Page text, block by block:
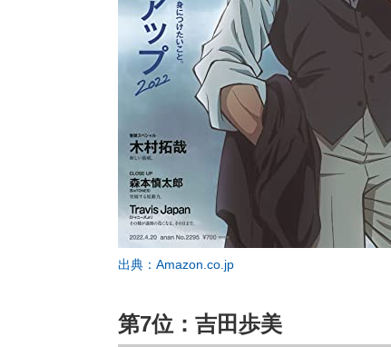
出典：Amazon.co.jp
第7位：吉田歩美